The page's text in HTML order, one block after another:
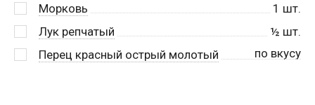
Морковь
1 шт.
Лук репчатый
½ шт.
Перец красный острый молотый
по вкусу